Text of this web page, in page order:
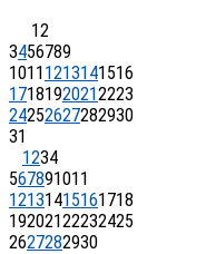
12
3456789
10111213141516
17181920212223
24252627282930
31
1234
567891011
12131415161718
19202122232425
2627282930